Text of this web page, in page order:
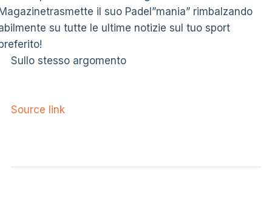
il suo Padel”mania” rimbalzando
su tutte le ultime notizie sul tuo sport
Sullo stesso argomento
Source link